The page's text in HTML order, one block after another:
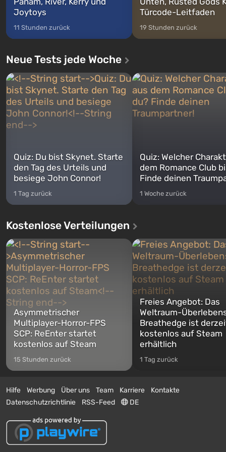
Joytoys
11 Stunden zurück
Türcode-Leitfaden
19 Stunden zurück
Neue Tests jede Woche
Quiz: Du bist Skynet. Starte
den Tag des Urteils und
besiege John Connor!
1 Tag zurück
Quiz: Welcher
dem Romance Club
Finde deinen
1 Woche zurück
Kostenlose Verteilungen
Asymmetrischer
Multiplayer-Horror-FPS
SCP: ReEnter startet
kostenlos auf Steam
15 Stunden zurück
Freies Angebot: Das
Weltraum-
Breathedge ist
kostenlos auf Steam
erhältlich
1 Tag zurück
Hilfe Werbung Über uns Team Karriere
Kontakte
Datenschutzrichtlinie
RSS-Feed DE